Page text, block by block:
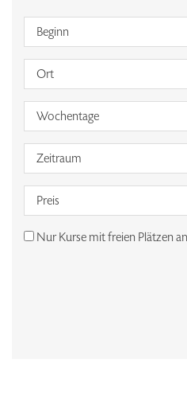
Beginn
Ort
Wochentage
Zeitraum
Preis
Nur Kurse mit freien Plätzen